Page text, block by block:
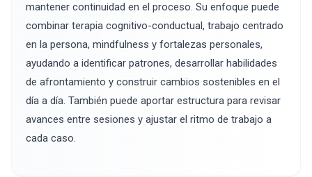
mantener continuidad en el proceso. Su enfoque puede
combinar terapia cognitivo-conductual, trabajo centrado
en la persona, mindfulness y fortalezas personales,
ayudando a identificar patrones, desarrollar habilidades
de afrontamiento y construir cambios sostenibles en el
día a día. También puede aportar estructura para revisar
avances entre sesiones y ajustar el ritmo de trabajo a
cada caso.